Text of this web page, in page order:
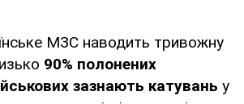
МЗС наводить тривожну
90% полонених
зазнають катувань у